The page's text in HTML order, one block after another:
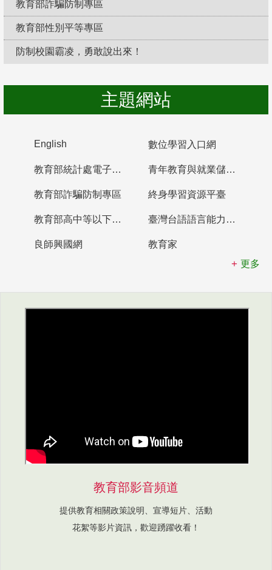
教育部詐騙防制專區
教育部性別平等專區
防制校園霸凌，勇敢說出來！
主題網站
English 數位學習入口網
教育部統計處電子書櫃 青年教育與就業儲蓄帳戶
教育部詐騙防制專區 終身學習資源平臺
教育部高中等以下學校及幼兒園教師資格檢定考試 臺灣台語語言能力認證網站
良師興國網
教育家
更多
教育部影音頻道
提供教育相關政策說明、宣導短片、活動
花絮等影片資訊，歡迎踴躍收看！